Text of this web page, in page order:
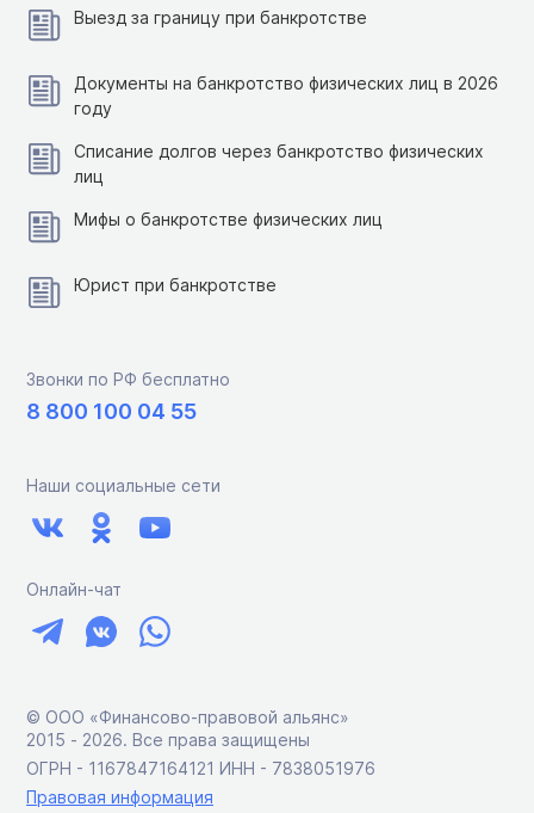
Выезд за границу при банкротстве
Документы на банкротство физических лиц в 2026
году
Списание долгов через банкротство физических
лиц
Мифы о банкротстве физических лиц
Юрист при банкротстве
Звонки по РФ бесплатно
8 800 100 04 55
Наши социальные сети
Онлайн-чат
© ООО «Финансово-правовой альянс»
2015 ‑ 2026. Все права защищены
ОГРН - 1167847164121 ИНН - 7838051976
Правовая информация